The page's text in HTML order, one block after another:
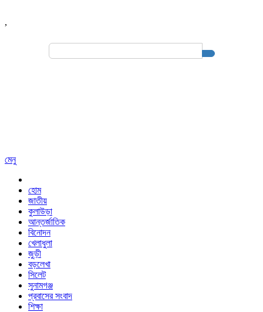
,
Search
মেনু
হোম
জাতীয়
কুলাউড়া
আন্তর্জাতিক
বিনোদন
খেলাধুলা
জুড়ী
বড়লেখা
সিলেট
সুনামগঞ্জ
প্রবাসের সংবাদ
শিক্ষা